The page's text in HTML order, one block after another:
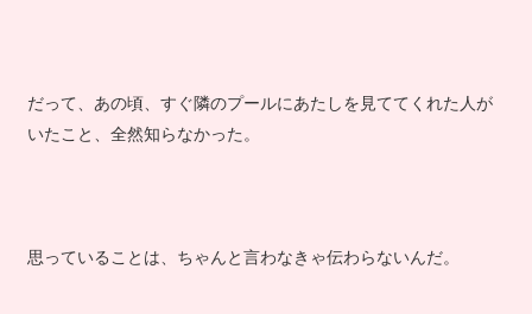
だって、あの頃、すぐ隣のプールにあたしを見ててくれた人が
いたこと、全然知らなかった。
思っていることは、ちゃんと言わなきゃ伝わらないんだ。